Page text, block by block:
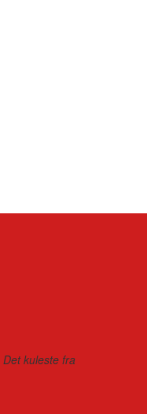
Det kuleste fra